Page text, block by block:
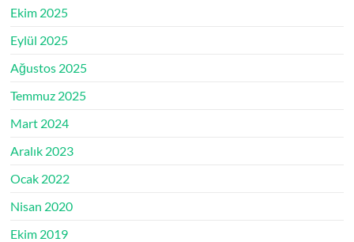
Ekim 2025
Eylül 2025
Ağustos 2025
Temmuz 2025
Mart 2024
Aralık 2023
Ocak 2022
Nisan 2020
Ekim 2019